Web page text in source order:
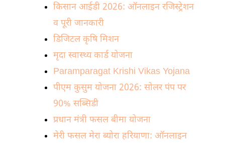
किसान आईडी 2026: ऑनलाइन रजिस्ट्रेशन
व पूरी जानकारी
डिजिटल कृषि मिशन
मृदा स्वास्थ्य कार्ड योजना
Paramparagat Krishi Vikas Yojana
पीएम कुसुम योजना 2026: सोलर पंप पर
90% सब्सिडी
प्रधान मंत्री फसल बीमा योजना
मेरी फसल मेरा ब्योरा हरियाणा: ऑनलाइन